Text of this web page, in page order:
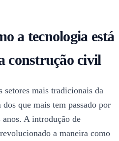
a tecnologia está
construção civil
mais tradicionais da
que mais tem passado por
A introdução de
a maneira como